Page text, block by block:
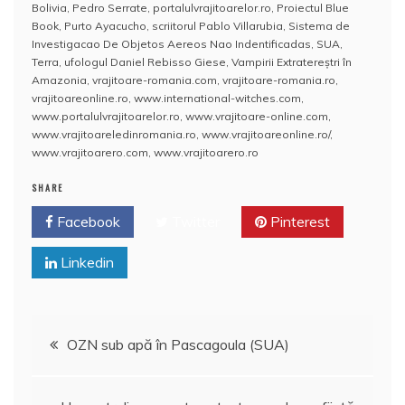
o
o
k
p
p
a
z
ă
Bolivia Pedro Serrate portalulvrajitoarelor.ro Proiectul Blue
Book Purto Ayacucho scriitorul Pablo Villarubia Sistema de
Investigacao De Objetos Aereos Nao Indentificadas SUA
Terra ufologul Daniel Rebisso Giese Vampirii Extratereștri în
Amazonia vrajitoare-romania.com vrajitoare-romania.ro
vrajitoareonline.ro www.international-witches.com
www.portalulvrajitoarelor.ro www.vrajitoare-online.com
www.vrajitoareledinromania.ro www.vrajitoareonline.ro/,
www.vrajitoarero.com www.vrajitoarero.ro
SHARE
Facebook Pinterest
Linkedin
Navigare
OZN sub apă în Pascagoula (SUA)